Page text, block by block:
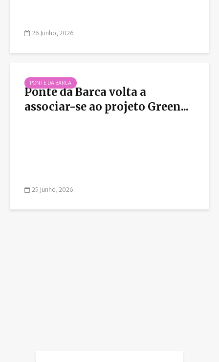
26 Junho, 2026
PONTE DA BARCA
Ponte da Barca volta a
associar-se ao projeto Green...
25 Junho, 2026